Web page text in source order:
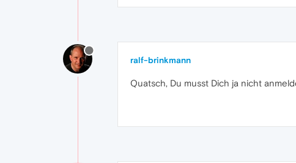
ralf-brinkmann
Quatsch, Du musst Dich ja nicht